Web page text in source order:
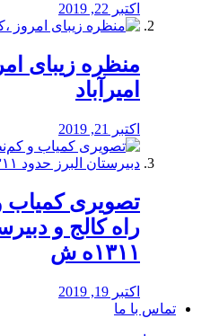
اکتبر 22, 2019
منظره‌‌ زیبای
امیرآباد
اکتبر 21, 2019
️تصویری کمیاب
راه كالج و
۱۳۱۱ه ش
اکتبر 19, 2019
تماس با ما